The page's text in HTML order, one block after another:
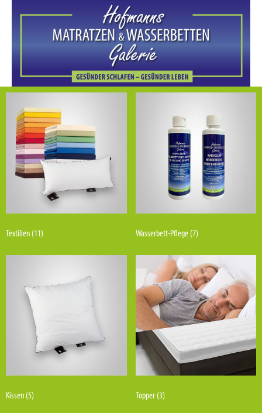
Textilien (11) Wasserbett-Pflege (7)
Kissen (5) Topper (3)